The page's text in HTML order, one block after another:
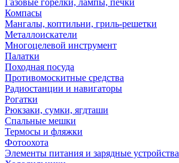
Газовые горелки, лампы, печки
Компасы
Мангалы, коптильни, гриль-решетки
Металлоискатели
Многоцелевой инструмент
Палатки
Походная посуда
Противомоскитные средства
Радиостанции и навигаторы
Рогатки
Рюкзаки, сумки, ягдташи
Спальные мешки
Термосы и фляжки
Фотоохота
Элементы питания и зарядные устройства